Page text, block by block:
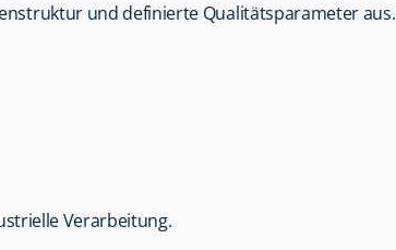
und definierte Qualitätsparameter aus.
Verarbeitung.